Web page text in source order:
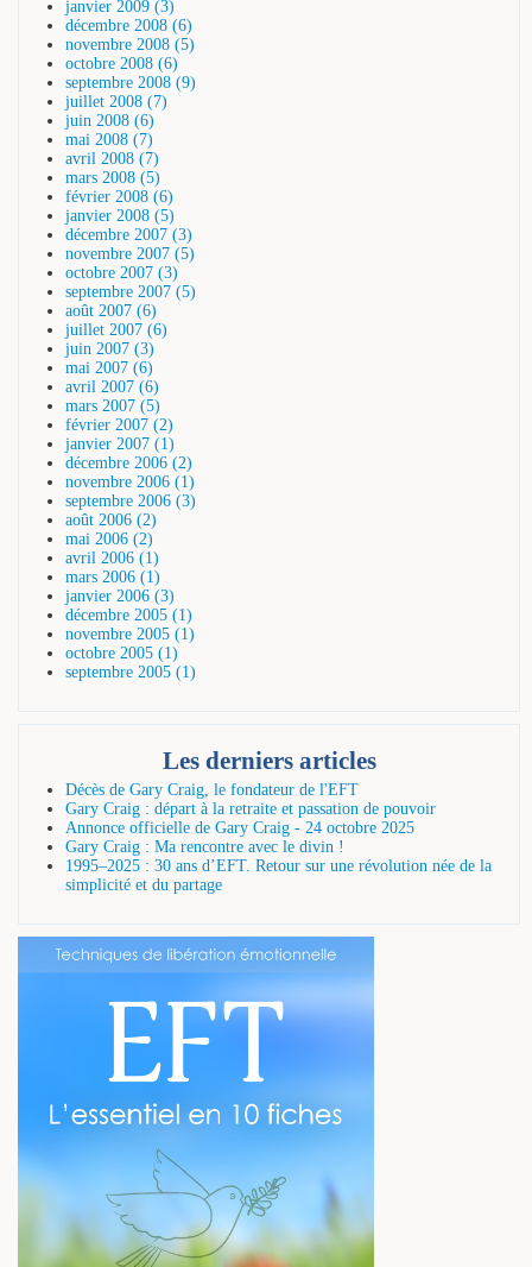
janvier 2009 (3)
décembre 2008 (6)
novembre 2008 (5)
octobre 2008 (6)
septembre 2008 (9)
juillet 2008 (7)
juin 2008 (6)
mai 2008 (7)
avril 2008 (7)
mars 2008 (5)
février 2008 (6)
janvier 2008 (5)
décembre 2007 (3)
novembre 2007 (5)
octobre 2007 (3)
septembre 2007 (5)
août 2007 (6)
juillet 2007 (6)
juin 2007 (3)
mai 2007 (6)
avril 2007 (6)
mars 2007 (5)
février 2007 (2)
janvier 2007 (1)
décembre 2006 (2)
novembre 2006 (1)
septembre 2006 (3)
août 2006 (2)
mai 2006 (2)
avril 2006 (1)
mars 2006 (1)
janvier 2006 (3)
décembre 2005 (1)
novembre 2005 (1)
octobre 2005 (1)
septembre 2005 (1)
Les derniers articles
Décès de Gary Craig, le fondateur de l'EFT
Gary Craig : départ à la retraite et passation de pouvoir
Annonce officielle de Gary Craig - 24 octobre 2025
Gary Craig : Ma rencontre avec le divin !
1995–2025 : 30 ans d’EFT. Retour sur une révolution née de la
simplicité et du partage